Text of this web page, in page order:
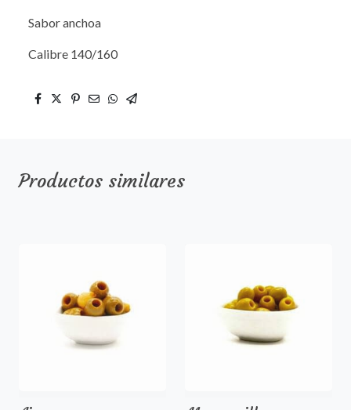
Sabor anchoa
Calibre 140/160
Productos similares